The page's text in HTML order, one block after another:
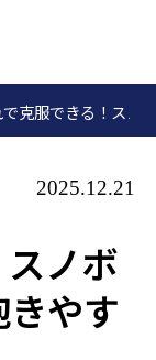
で克服できる！スノ
2025.12.21
ノボ
やす